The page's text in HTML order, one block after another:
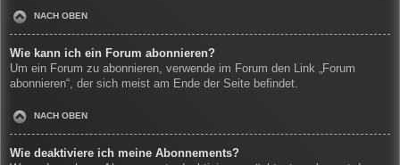
NACH OBEN
Wie kann ich ein Forum abonnieren?
Um ein Forum zu abonnieren, verwende im Forum den Link „Forum
abonnieren“, der sich meist am Ende der Seite befindet.
NACH OBEN
Wie deaktiviere ich meine Abonnements?